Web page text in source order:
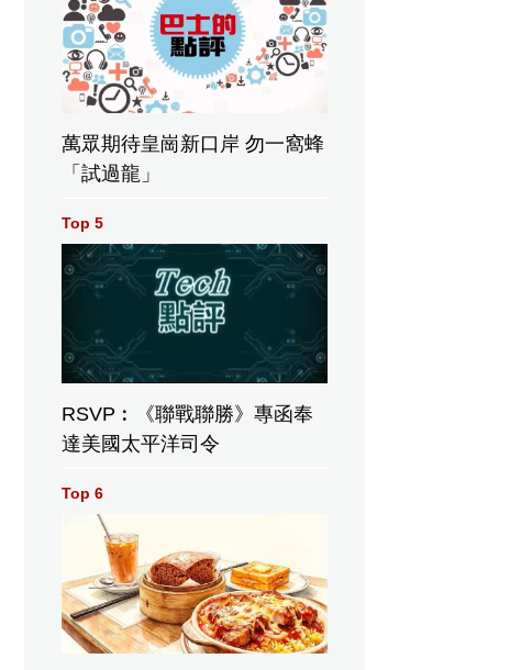
萬眾期待皇崗新口岸 勿一窩蜂
「試過龍」
Top 5
RSVP︰《聯戰聯勝》專函奉
達美國太平洋司令
Top 6